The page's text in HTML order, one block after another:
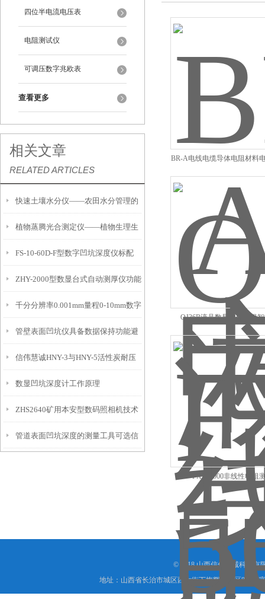
四位半电流电压表
电阻测试仪
可调压数字兆欧表
查看更多
相关文章
RELATED ARTICLES
快速土壤水分仪——农田水分管理的
便携式检测工具
植物蒸腾光合测定仪——植物生理生
态的实时监测设备
FS-10-60D-F型数字凹坑深度仪标配
IP54级表头分辨率0.01mm量程
10mm！
ZHY-2000型数显台式自动测厚仪功能
特点
千分分辨率0.001mm量程0-10mm数字
埋头度仪技术参数！
管壁表面凹坑仪具备数据保持功能避
免测试过程中测针移动导致数据变动
信伟慧诚HNY-3与HNY-5活性炭耐压
强度测定仪技术参数！
数显凹坑深度计工作原理
ZHS2640矿用本安型数码照相机技术
参数！
管道表面凹坑深度的测量工具可选信
BR-A电线电缆导体电阻材料
试仪
QJ36B液晶数显导体电阻
FXD-5000非线性电阻
© 2018 山西信伟慧诚科技有
地址：山西省长治市城区西大街下梅辉坡小区8号写